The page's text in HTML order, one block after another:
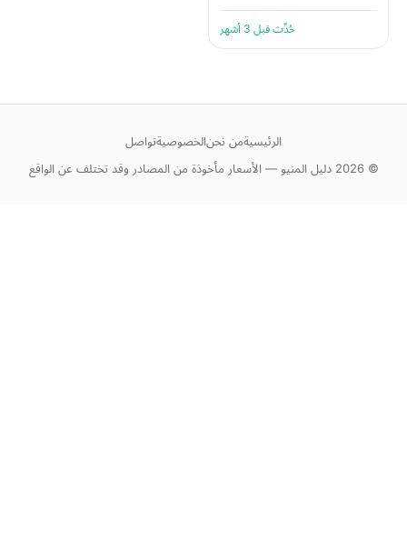
حُدِّث قبل 3 أشهر
الرئيسيةمن نحنالخصوصيةتواصل
© 2026 دليل المنيو — الأسعار مأخوذة من المصادر وقد تختلف عن الواقع